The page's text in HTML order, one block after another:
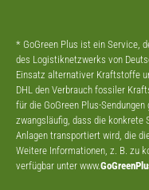
* GoGreen Plus ist ein Service,
des Logistiknetzwerks von
Einsatz alternativer Kraftstoffe
DHL den Verbrauch fossiler
für die GoGreen Plus-
zwangsläufig, dass die konkrete
Anlagen transportiert wird, die
Weitere Informationen, z. B. zu
verfügbar unter www.